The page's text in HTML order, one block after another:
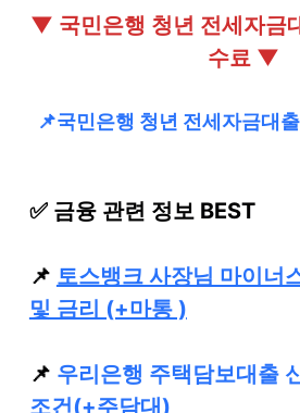
▼ 국민은행 청년 전세자금
수료 ▼
📌국민은행 청년 전세자금대
✅ 금융 관련 정보 BEST
📌 토스뱅크 사장님 마이너
및 금리 (+마통 )
📌 우리은행 주택담보대출
조건(+주담대)